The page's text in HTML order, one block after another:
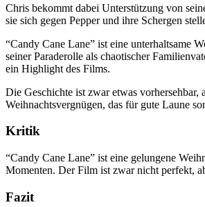
Chris bekommt dabei Unterstützung von
sie sich gegen Pepper und ihre Schergen
“Candy Cane Lane” ist eine unterhaltsame
seiner Paraderolle als chaotischer
ein Highlight des Films.
Die Geschichte ist zwar etwas vorhersehbar,
Weihnachtsvergnügen, das für gute Laune
Kritik
“Candy Cane Lane” ist eine gelungene
Momenten. Der Film ist zwar nicht perfekt,
Fazit